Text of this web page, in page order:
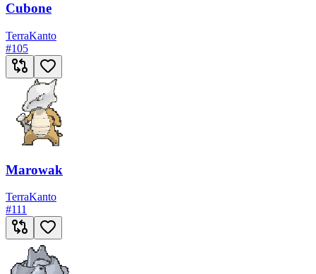
Cubone
TerraKanto
#105
Marowak
TerraKanto
#111